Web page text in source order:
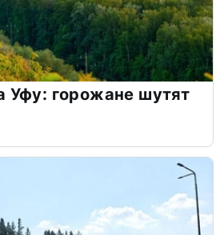
Уфу: горожане шутят